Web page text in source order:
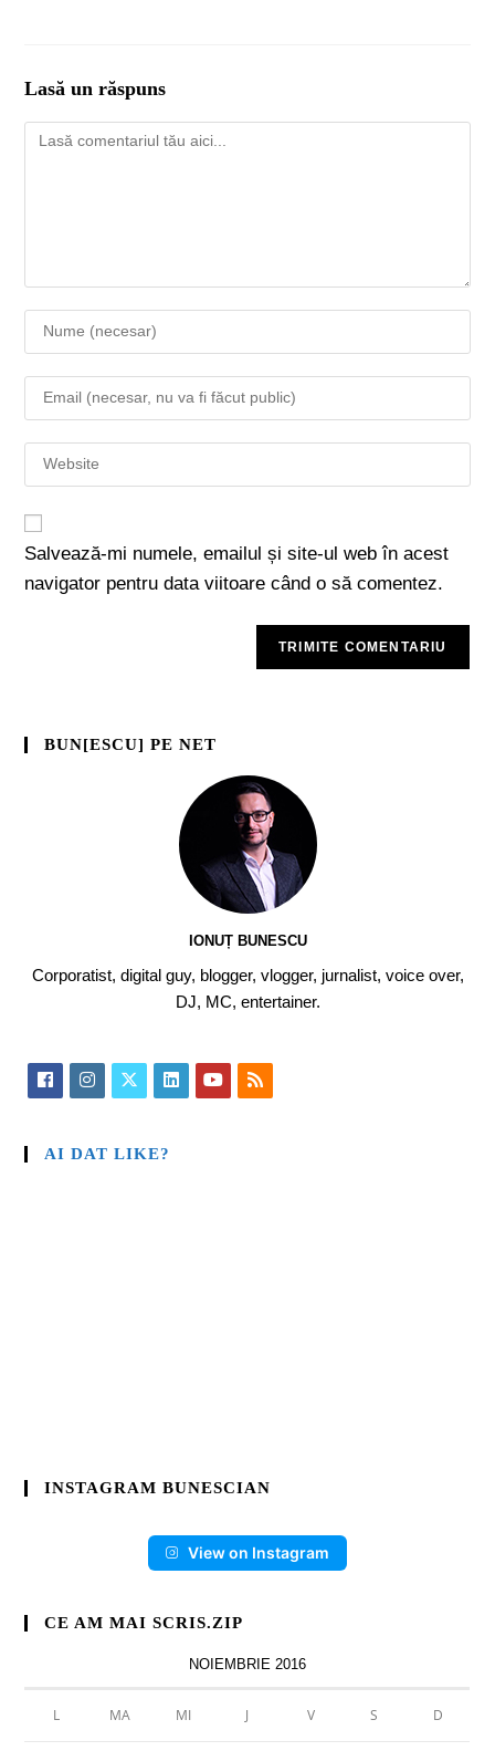
Lasă un răspuns
Salvează-mi numele, emailul și site-ul web în acest
navigator pentru data viitoare când o să comentez.
BUN[ESCU] PE NET
IONUȚ BUNESCU
Corporatist, digital guy, blogger, vlogger, jurnalist, voice over,
DJ, MC, entertainer.
AI DAT LIKE?
INSTAGRAM BUNESCIAN
View on Instagram
CE AM MAI SCRIS.ZIP
NOIEMBRIE 2016
L MA MI J V S D